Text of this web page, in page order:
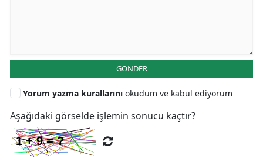
GÖNDER
Yorum yazma kurallarını okudum ve kabul ediyorum
Aşağıdaki görselde işlemin sonucu kaçtır?